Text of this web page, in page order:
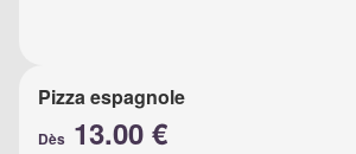
Pizza espagnole
Dès 13.00 €